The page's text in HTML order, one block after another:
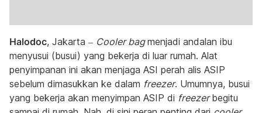
Halodoc, Jakarta – Cooler bagmenjadi andalan ibu
menyusui (busui) yang bekerja di luar rumah. Alat
penyimpanan ini akan menjaga ASI perah alis ASIP
sebelum dimasukkan ke dalam freezer. Umumnya, busui
yang bekerja akan menyimpan ASIP di freezerbegitu